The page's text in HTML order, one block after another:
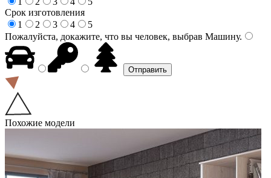
Срок изготовления
1
2 3 4
5
Пожалуйста, докажите, что вы человек, выбрав Машину.
Похожие модели